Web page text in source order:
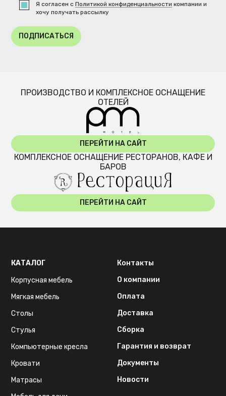
Я согласен сПолитикой конфиденциальности компании и
хочу получать рассылку
ПОДПИСАТЬСЯ
ПРОИЗВОДСТВО И КОМПЛЕКСНОЕ ОСНАЩЕНИЕ
ОТЕЛЕЙ
ПЕРЕЙТИ НА САЙТ
КОМПЛЕКСНОЕ ОСНАЩЕНИЕ РЕСТОРАНОВ, КАФЕ И
БАРОВ
ПЕРЕЙТИ НА САЙТ
КАТАЛОГ
Корпусная мебель
Мягкая мебель
Столы
Стулья
Компьютерные кресла
Кровати
Матрасы
Контакты
О компании
Оплата
Доставка
Сборка
Гарантия и возврат
Документы
Новости